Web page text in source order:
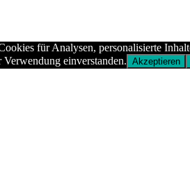
für Analysen, personalisierte
einverstanden.
Akzeptieren